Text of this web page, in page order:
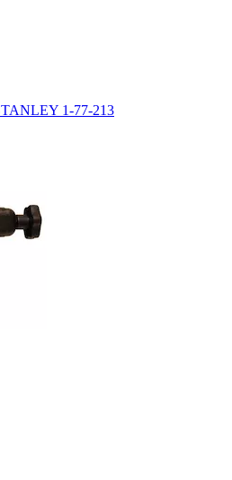
1-77-213